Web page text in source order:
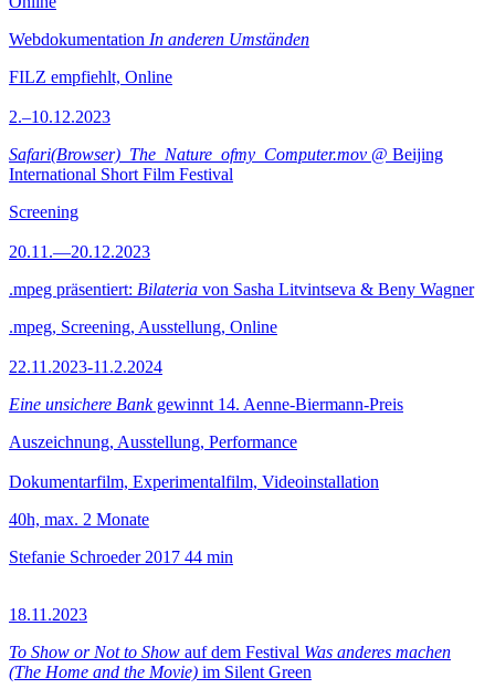
Webdokumentation In anderen Umständen
FILZ empfiehlt, Online
2.–10.12.2023
Safari(Browser)_The_Nature_ofmy_Computer.mov @ Beijing
International Short Film Festival
Screening
20.11.—20.12.2023
.mpeg präsentiert: Bilateria von Sasha Litvintseva & Beny Wagner
.mpeg, Screening, Ausstellung, Online
22.11.2023-11.2.2024
Eine unsichere Bankgewinnt 14. Aenne-Biermann-Preis
Auszeichnung, Ausstellung, Performance
Dokumentarfilm, Experimentalfilm, Videoinstallation
40h, max. 2 Monate
Stefanie Schroeder 2017 44 min
18.11.2023
To Show or Not to Show auf dem Festival Was anderes machen
(The Home and the Movie) im Silent Green